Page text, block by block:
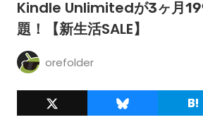
Kindle Unlimitedが3ヶ月
題！【新生活SALE】
orefolder